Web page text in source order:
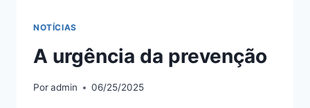
NOTÍCIAS
A urgência da prevenção
Poradmin 06/25/2025